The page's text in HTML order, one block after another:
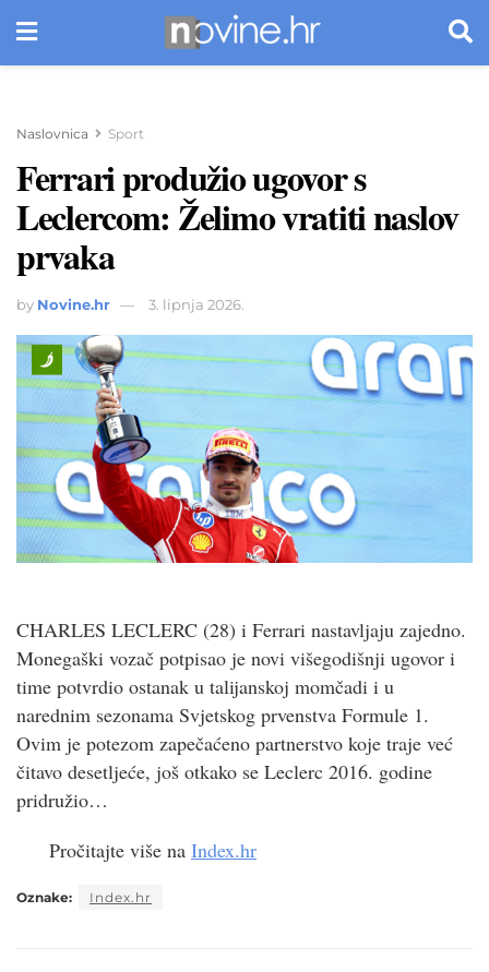
Naslovnica Sport
Ferrari produžio ugovor s
Leclercom: Želimo vratiti naslov
prvaka
by Novine.hr 3. lipnja 2026.
CHARLES LECLERC (28) i Ferrari nastavljaju zajedno.
Monegaški vozač potpisao je novi višegodišnji ugovor i
time potvrdio ostanak u talijanskoj momčadi i u
narednim sezonama Svjetskog prvenstva Formule 1.
Ovim je potezom zapečaćeno partnerstvo koje traje već
čitavo desetljeće, još otkako se Leclerc 2016. godine
pridružio…
Pročitajte više na Index.hr
Oznake: Index.hr